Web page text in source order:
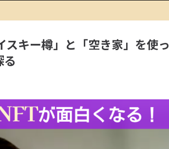
キー樽」と「空き家」を使っ